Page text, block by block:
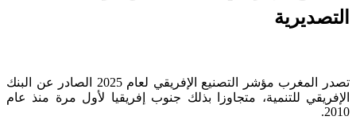
التصديرية
تصدر المغرب مؤشر التصنيع الإفريقي لعام 2025 الصادر عن البنك
الإفريقي للتنمية، متجاوزا بذلك جنوب إفريقيا لأول مرة منذ عام
2010.